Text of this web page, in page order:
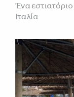
Ένα
Ιταλία